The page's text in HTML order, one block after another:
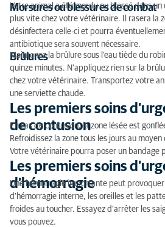
Morsures ou blessures de combat
Votre animal a été mordu ou blessé dans un
plus vite chez votre vétérinaire. Il rasera la
désinfectera celle-ci et pourra
antibiotique sera souvent nécessaire.
Brûlures
Maintenez la brûlure sous l’eau tiède du
quinze minutes. N'appliquez rien sur la
chez votre vétérinaire. Transportez votre
une serviette chaude.
Les premiers soins
de contusion
En cas de contusion, la zone lésée est
Refroidissez la zone tous les jours au
Votre vétérinaire pourra poser un bandage
Les premiers soins
d’hémorragie
Une hémorragie importante peut
d’hémorragie interne, les oreilles et les
froides au toucher. Essayez d’arrêter les
vous pouvez.